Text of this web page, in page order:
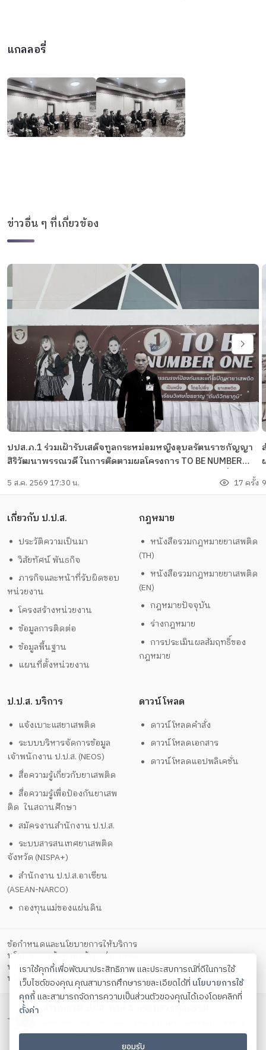
แกลลอรี่
ข่าวอื่น ๆ ที่เกี่ยวข้อง
ปปส.ภ.1 ร่วมเฝ้ารับเสด็จทูลกระหม่อมหญิงอุบลรัตนราชกัญญา
สิริวัฒนาพรรณวดี ในการติดตามผลโครงการ TO BE NUMBER
TO BE NUMBER ONE ณ โรงเรียนวิเศษไชยชาญ "ตันติวิทยาภูมิ"
5 ส.ค. 2569 17:30 น. 17 ครั้ง
เกี่ยวกับ ป.ป.ส.
ประวัติความเป็นมา
วิสัยทัศน์ พันธกิจ
ภารกิจและหน้าที่รับผิดชอบ
หน่วยงาน
โครงสร้างหน่วยงาน
ข้อมูลการติดต่อ
ข้อมูลพื้นฐาน
แผนที่ตั้งหน่วยงาน
กฎหมาย
หนังสือรวมกฎหมายยาเสพติด
(TH)
หนังสือรวมกฎหมายยาเสพติด
(EN)
กฎหมายปัจจุบัน
ร่างกฎหมาย
การประเมินผลสัมฤทธิ์ของ
กฎหมาย
ป.ป.ส. บริการ
แจ้งเบาะแสยาเสพติด
ระบบบริหารจัดการข้อมูล
เจ้าพนักงาน ป.ป.ส. (NEOS)
สื่อความรู้เกี่ยวกับยาเสพติด
สื่อความรู้เพื่อป้องกันยาเสพ
ติด ในสถานศึกษา
สมัครงานสำนักงาน ป.ป.ส.
ระบบสารสนเทศยาเสพติด
จังหวัด (NISPA+)
สำนักงาน ป.ป.ส.อาเซียน
(ASEAN-NARCO)
กองทุนแม่ของแผ่นดิน
ดาวน์โหลด
ดาวน์โหลดคำสั่ง
ดาวน์โหลดเอกสาร
ดาวน์โหลดแอปพลิเคชั่น
ข้อกำหนดและนโยบายการให้บริการ
นโยบายการคุ้มครองข้อมูลส่วนบุคคล
นโยบายการรักษาความมั่นคงปลอดภัยด้วยเทคโนโลยีสารสนเทศ
นโยบายคุกกี้
ตั้งค่าคุกกี้
สำนักงาน ปปส. ภาค 1 กระทรวงยุติธรรม
ปทุมธานี 12140
เราใช้คุกกี้เพื่อพัฒนาประสิทธิภาพ และประสบการณ์ที่ดีในการใช้
เว็บไซต์ของคุณ คุณสามารถศึกษารายละเอียดได้ที่ นโยบายการใช้
คุกกี้และสามารถจัดการความเป็นส่วนตัวของคุณได้เองโดยคลิกที่
ตั้งค่า
ยอมรับ